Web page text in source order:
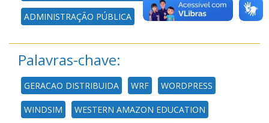
ADMINISTRAÇÃO PÚBLICA
Palavras-chave:
GERACAO DISTRIBUIDA WRF WORDPRESS
WINDSIM WESTERN AMAZON EDUCATION